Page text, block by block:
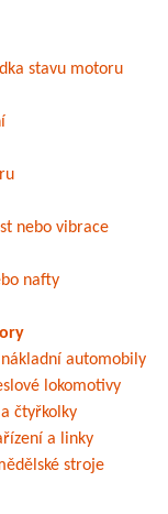
stavu motoru
nebo vibrace
nafty
automobily
lokomotivy
čtyřkolky
a linky
stroje